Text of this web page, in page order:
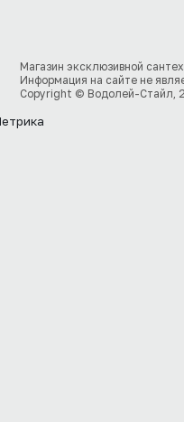
Магазин эксклюзивной
Информация на сайте не
Copyright © Водолей-Стайл,